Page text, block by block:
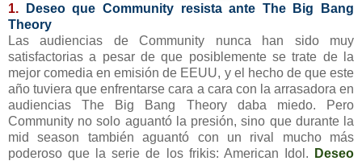
1. Deseo que Community resista ante The Big Bang
Theory
Las audiencias de Community nunca han sido muy
satisfactorias a pesar de que posiblemente se trate de la
mejor comedia en emisión de EEUU, y el hecho de que este
año tuviera que enfrentarse cara a cara con la arrasadora en
audiencias The Big Bang Theory daba miedo. Pero
Community no solo aguantó la presión, sino que durante la
mid season también aguantó con un rival mucho más
poderoso que la serie de los frikis: American Idol.
Deseo